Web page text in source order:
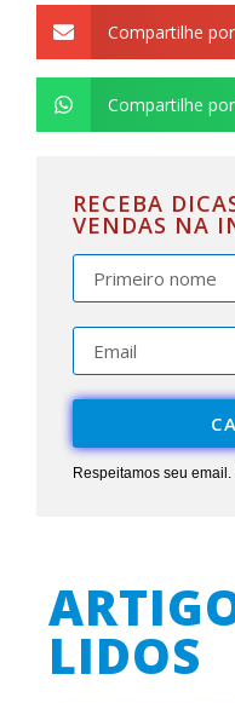
Compartilhe
Compartilhe
RECEBA
VENDAS NA
Respeitamos seu
LIDOS